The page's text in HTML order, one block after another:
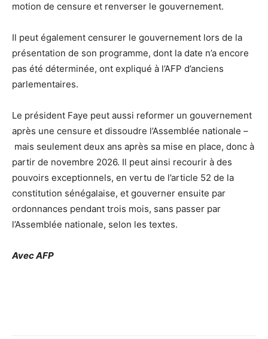
motion de censure et renverser le gouvernement.
Il peut également censurer le gouvernement lors de la
présentation de son programme, dont la date n’a encore
pas été déterminée, ont expliqué à l’AFP d’anciens
parlementaires.
Le président Faye peut aussi reformer un gouvernement
après une censure et dissoudre l’Assemblée nationale –
mais seulement deux ans après sa mise en place, donc à
partir de novembre 2026. Il peut ainsi recourir à des
pouvoirs exceptionnels, en vertu de l’article 52 de la
constitution sénégalaise, et gouverner ensuite par
ordonnances pendant trois mois, sans passer par
l’Assemblée nationale, selon les textes.
Avec AFP